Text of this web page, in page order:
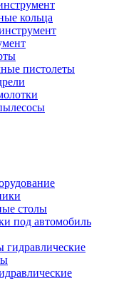
кольца
пистолеты
столы
под автомобиль
гидравлические